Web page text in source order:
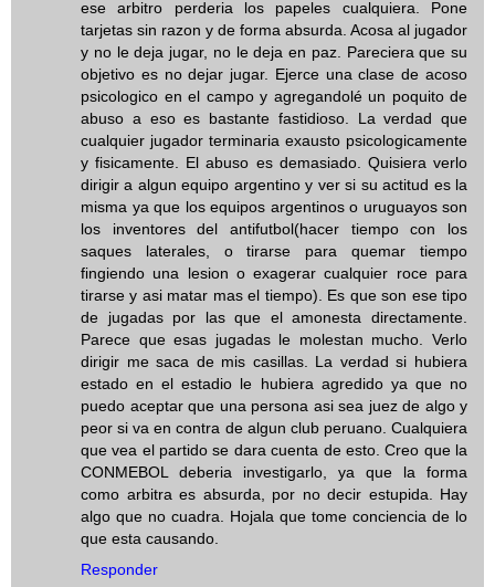
ese arbitro perderia los papeles cualquiera. Pone
tarjetas sin razon y de forma absurda. Acosa al jugador
y no le deja jugar, no le deja en paz. Pareciera que su
objetivo es no dejar jugar. Ejerce una clase de acoso
psicologico en el campo y agregandolé un poquito de
abuso a eso es bastante fastidioso. La verdad que
cualquier jugador terminaria exausto psicologicamente
y fisicamente. El abuso es demasiado. Quisiera verlo
dirigir a algun equipo argentino y ver si su actitud es la
misma ya que los equipos argentinos o uruguayos son
los inventores del antifutbol(hacer tiempo con los
saques laterales, o tirarse para quemar tiempo
fingiendo una lesion o exagerar cualquier roce para
tirarse y asi matar mas el tiempo). Es que son ese tipo
de jugadas por las que el amonesta directamente.
Parece que esas jugadas le molestan mucho. Verlo
dirigir me saca de mis casillas. La verdad si hubiera
estado en el estadio le hubiera agredido ya que no
puedo aceptar que una persona asi sea juez de algo y
peor si va en contra de algun club peruano. Cualquiera
que vea el partido se dara cuenta de esto. Creo que la
CONMEBOL deberia investigarlo, ya que la forma
como arbitra es absurda, por no decir estupida. Hay
algo que no cuadra. Hojala que tome conciencia de lo
que esta causando.
Responder